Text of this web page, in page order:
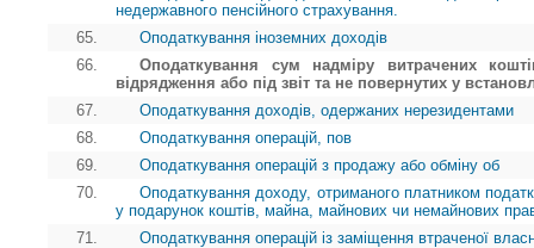
недержавного пенсійного страхування.
65.
Оподаткування іноземних доходів
66.
Оподаткування сум надміру витрачених
відрядження або під звіт та не повернутих у
67.
Оподаткування доходів, одержаних нерезидентами
68.
Оподаткування операцій, пов
69.
Оподаткування операцій з продажу або обміну об
70.
Оподаткування доходу, отриманого платником
у подарунок коштів, майна, майнових чи немайнових
71.
Оподаткування операцій із заміщення втраченої